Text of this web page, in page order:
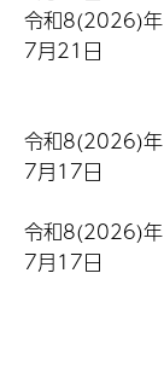
令和8(2026)年
7月21日
令和8(2026)年
7月17日
令和8(2026)年
7月17日